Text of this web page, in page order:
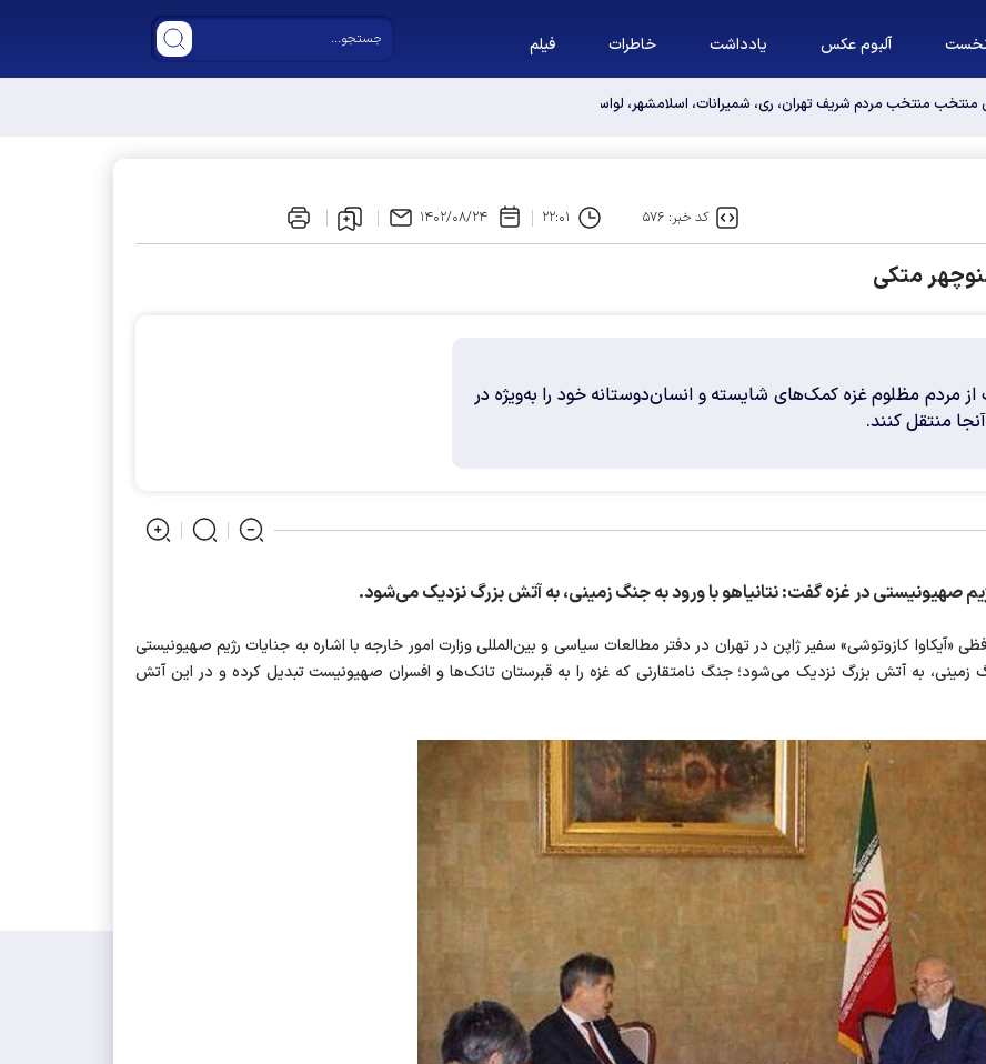
آلبوم عکس یادداشت خاطرات فیلم
منتخب منتخب مردم شریف تهران، ری، شمیرانات، اسلامشهر، لواسانات و پردیس در مجلس دوازدهم
کد خبر: ۵۷۶ ۲۲:۰۱ ۱۴۰۲/۰۸/۲۴
متکی
مردم مظلوم غزه کمک‌های شایسته و انسان‌دوستانه خود را به‌ویژه در
منتقل کنند.
صهیونیستی در غزه گفت: نتانیاهو با ورود به جنگ زمینی، به آتش بزرگ نزدیک می‌شود.
«آیکاوا کازوتوشی» سفیر ژاپن در تهران در دفتر مطالعات سیاسی و بین‌المللی وزارت امور خارجه با اشاره به جنایات رژیم صهیونیستی
زمینی، به آتش بزرگ نزدیک می‌شود؛ جنگ نامتقارنی که غزه را به قبرستان تانک‌ها و افسران صهیونیست تبدیل کرده و در این آتش